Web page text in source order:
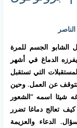
الشابو الجسم للمرة
الدماغ في أشهر
التي تستقبل
تتوقف عن العمل. وحين
شيئا اسمه “الشعور
كيف تعالج دماغا تضرر
الدعاء والعزيمة